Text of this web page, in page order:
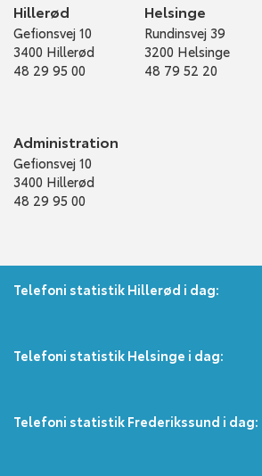
Hillerød
Gefionsvej 10
3400 Hillerød
48 29 95 00
Helsinge
Rundinsvej 39
3200 Helsinge
48 79 52 20
Administration
Gefionsvej 10
3400 Hillerød
48 29 95 00
Telefoni statistik Hillerød i dag:
Telefoni statistik Helsinge i dag:
Telefoni statistik Frederikssund i dag: